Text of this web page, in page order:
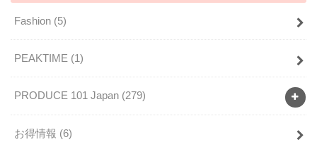
Fashion (5)
PEAKTIME (1)
PRODUCE 101 Japan (279)
お得情報 (6)